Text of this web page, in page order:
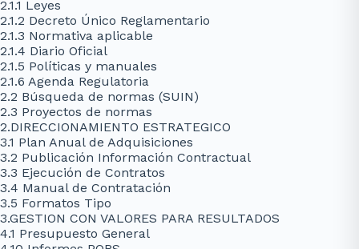
2.1.1 Leyes
2.1.2 Decreto Único Reglamentario
2.1.3 Normativa aplicable
2.1.4 Diario Oficial
2.1.5 Políticas y manuales
2.1.6 Agenda Regulatoria
2.2 Búsqueda de normas (SUIN)
2.3 Proyectos de normas
2.DIRECCIONAMIENTO ESTRATEGICO
3.1 Plan Anual de Adquisiciones
3.2 Publicación Información Contractual
3.3 Ejecución de Contratos
3.4 Manual de Contratación
3.5 Formatos Tipo
3.GESTION CON VALORES PARA RESULTADOS
4.1 Presupuesto General